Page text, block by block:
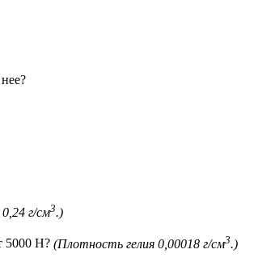
г/см3.)
5000 Н? (Плотность гелия 0,00018 г/см3.)